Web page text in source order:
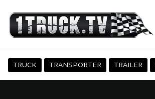
TRUCK TRANSPORTER TRAILER